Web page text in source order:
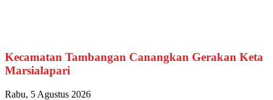
Kecamatan Tambangan Canangkan Gerakan Keta
Marsialapari
Rabu, 5 Agustus 2026